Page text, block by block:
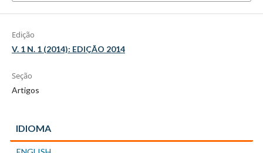
Edição
V. 1 N. 1 (2014): EDIÇÃO 2014
Seção
Artigos
IDIOMA